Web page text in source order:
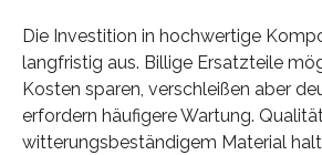
Die Investition in hochwertige
langfristig aus. Billige Ersatzteile
Kosten sparen, verschleißen aber
erfordern häufigere Wartung.
witterungsbeständigem Material